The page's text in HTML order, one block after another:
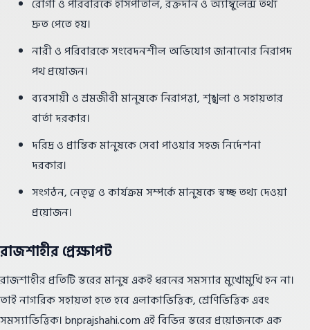
রোগী ও পরিবারকে হাসপাতাল, রক্তদান ও অ্যাম্বুলেন্স তথ্য
দ্রুত পেতে হয়।
নারী ও পরিবারকে সংবেদনশীল অভিযোগ জানানোর নিরাপদ
পথ প্রয়োজন।
ব্যবসায়ী ও শ্রমজীবী মানুষকে নিরাপত্তা, শৃঙ্খলা ও সহায়তার
বার্তা দরকার।
দরিদ্র ও প্রান্তিক মানুষকে সেবা পাওয়ার সহজ নির্দেশনা
দরকার।
সংগঠন, নেতৃত্ব ও কার্যক্রম সম্পর্কে মানুষকে স্বচ্ছ তথ্য দেওয়া
প্রয়োজন।
রাজশাহীর প্রেক্ষাপট
রাজশাহীর প্রতিটি স্তরের মানুষ একই ধরনের সমস্যার মুখোমুখি হন না।
তাই নাগরিক সহায়তা হতে হবে এলাকাভিত্তিক, শ্রেণিভিত্তিক এবং
সমস্যাভিত্তিক। bnprajshahi.com এই বিভিন্ন স্তরের প্রয়োজনকে এক